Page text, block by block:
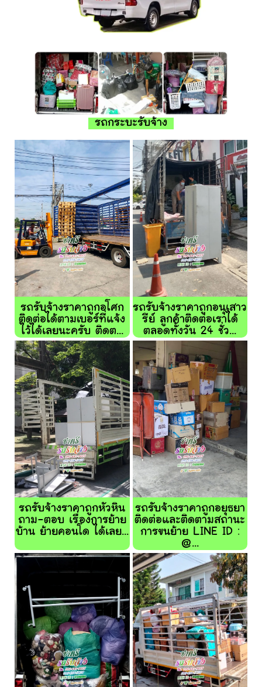
รถกระบะรับจ้าง
รถรับจ้างราคาถูกอโศก
ติดต่อได้ตามเบอร์ที่แจ้ง
ไว้ได้เลยนะครับ ติดต...
รถรับจ้างราคาถูกอนุเสาว
รีย์ ลูกค้าติดต่อเราได้
ตลอดทั้งวัน 24 ชั่ว...
รถรับจ้างราคาถูกหัวหิน
ถาม-ตอบ เรื่องการย้าย
บ้าน ย้ายคอนโด ได้เลย...
รถรับจ้างราคาถูกอยุธยา
ติดต่อและติดตามสถานะ
การขนย้าย LINE ID :
@...